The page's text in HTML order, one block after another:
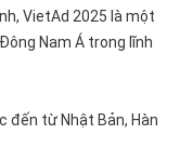
VietAd 2025 là một
Nam Á trong lĩnh
đến từ Nhật Bản, Hàn